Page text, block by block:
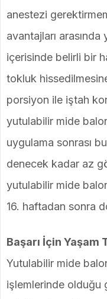
anestezi
avantajları
içerisinde belirli bir
tokluk
porsiyon ile iştah
yutulabilir mide
uygulama sonrası
denecek kadar az
yutulabilir mide
16. haftadan sonra
Başarı İçin Yaşam
Yutulabilir mide
işlemlerinde olduğu